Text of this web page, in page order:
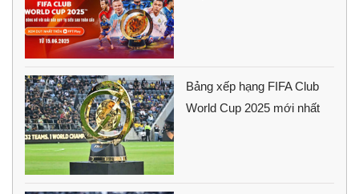
Bảng xếp hạng FIFA Club
World Cup 2025 mới nhất